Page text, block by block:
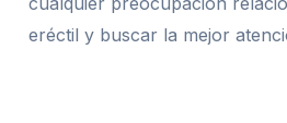
eréctil y buscar la mejor